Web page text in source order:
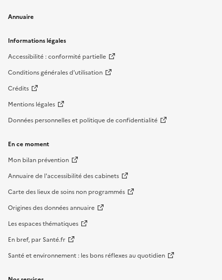
Annuaire
Informations légales
Accessibilité : conformité partielle
Conditions générales d'utilisation
Crédits
Mentions légales
Données personnelles et politique de confidentialité
En ce moment
Mon bilan prévention
Annuaire de l'accessibilité des cabinets
Carte des lieux de soins non programmés
Origines des données annuaire
Les espaces thématiques
En bref, par Santé.fr
Santé et environnement : les bons réflexes au quotidien